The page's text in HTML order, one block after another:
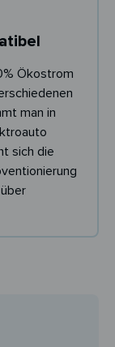
Ökostrom
man in
sich die